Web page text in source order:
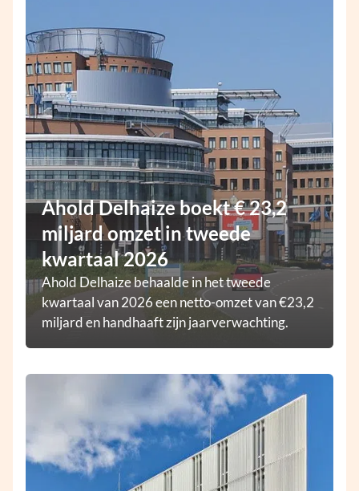
Ahold Delhaize boekt € 23,2
miljard omzet in tweede
kwartaal 2026
Ahold Delhaize behaalde in het tweede
kwartaal van 2026 een netto-omzet van €23,2
miljard en handhaaft zijn jaarverwachting.